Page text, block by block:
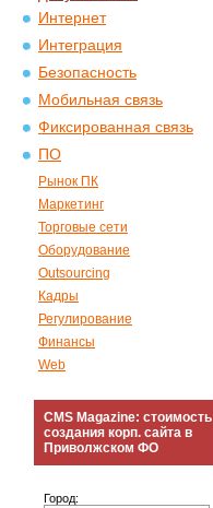
Интернет
Интеграция
Безопасность
Мобильная связь
Фиксированная связь
ПО
Рынок ПК
Маркетинг
Торговые сети
Оборудование
Outsourcing
Кадры
Регулирование
Финансы
Web
CMS Magazine: стоимость
создания корп. сайта в
Приволжском ФО
Город: